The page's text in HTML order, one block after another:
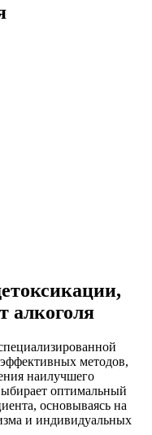
алкоголя
методов,
наилучшего
оптимальный
основываясь на
и индивидуальных